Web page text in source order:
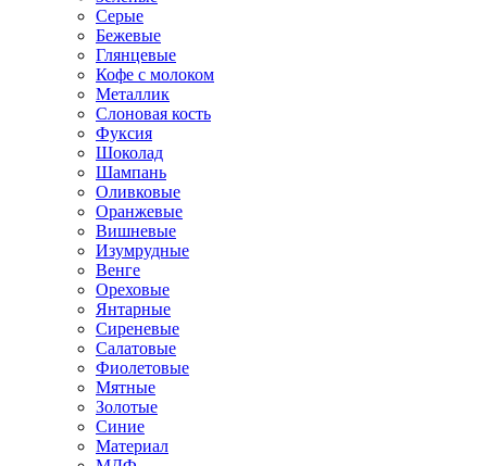
Серые
Бежевые
Глянцевые
Кофе с молоком
Металлик
Слоновая кость
Фуксия
Шоколад
Шампань
Оливковые
Оранжевые
Вишневые
Изумрудные
Венге
Ореховые
Янтарные
Сиреневые
Салатовые
Фиолетовые
Мятные
Золотые
Синие
Материал